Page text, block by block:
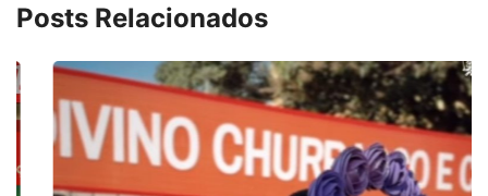
Posts Relacionados